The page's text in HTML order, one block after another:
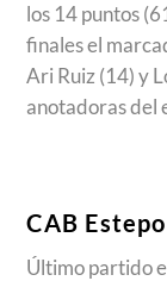
los 14 puntos
finales el
Ari Ruiz (14) y
anotadoras del
CAB
Último partido